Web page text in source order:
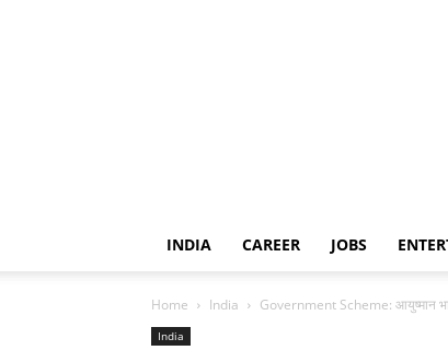
INDIA CAREER JOBS
Home India Government Scheme: आयुष्मान
India